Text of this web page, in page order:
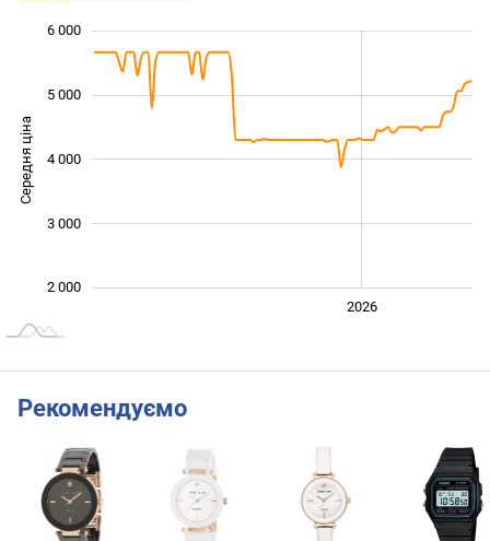
Середня ціна 2 500
2 000
3 000
4 000
5 000
6 000
2026
Рекомендуємо